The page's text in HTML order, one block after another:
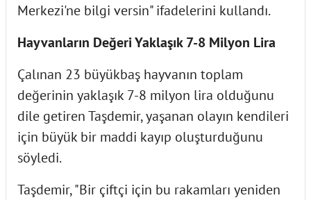
Merkezi'ne bilgi versin" ifadelerini kullandı.
Hayvanların Değeri Yaklaşık 7-8 Milyon Lira
Çalınan 23 büyükbaş hayvanın toplam
değerinin yaklaşık 7-8 milyon lira olduğunu
dile getiren Taşdemir, yaşanan olayın kendileri
için büyük bir maddi kayıp oluşturduğunu
söyledi.
Taşdemir, "Bir çiftçi için bu rakamları yeniden